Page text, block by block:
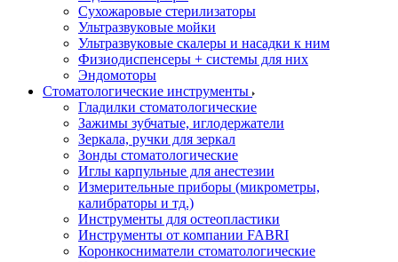
Сухожаровые стерилизаторы
Ультразвуковые мойки
Ультразвуковые скалеры и насадки к ним
Физиодиспенсеры + системы для них
Эндомоторы
Стоматологические инструменты
Гладилки стоматологические
Зажимы зубчатые, иглодержатели
Зеркала, ручки для зеркал
Зонды стоматологические
Иглы карпульные для анестезии
Измерительные приборы (микрометры,
калибраторы и тд.)
Инструменты для остеопластики
Инструменты от компании FABRI
Коронкосниматели стоматологические